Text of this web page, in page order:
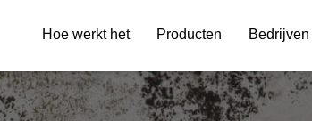
Hoe werkt het Producten Bedrijven